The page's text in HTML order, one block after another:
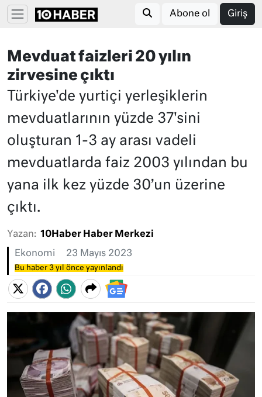
Abone ol Giriş
Mevduat faizleri 20 yılın
zirvesine çıktı
Türkiye'de yurtiçi yerleşiklerin
mevduatlarının yüzde 37'sini
oluşturan 1-3 ay arası vadeli
mevduatlarda faiz 2003 yılından bu
yana ilk kez yüzde 30’un üzerine
çıktı.
Yazan: 10Haber Haber Merkezi
Ekonomi 23 Mayıs 2023
Bu haber 3 yıl önce yayınlandı